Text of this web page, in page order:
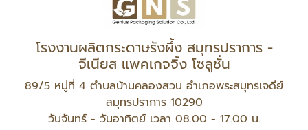
โรงงานผลิตกระดาษรังผึ้ง สมุทรปราการ -
จีเนียส แพคเกจจิ้ง โซลูชั่น
89/5 หมู่ที่ 4 ตำบลบ้านคลองสวน อำเภอพระสมุทรเจดีย์
สมุทรปราการ 10290
วันจันทร์ - วันอาทิตย์ เวลา 08.00 - 17.00 น.